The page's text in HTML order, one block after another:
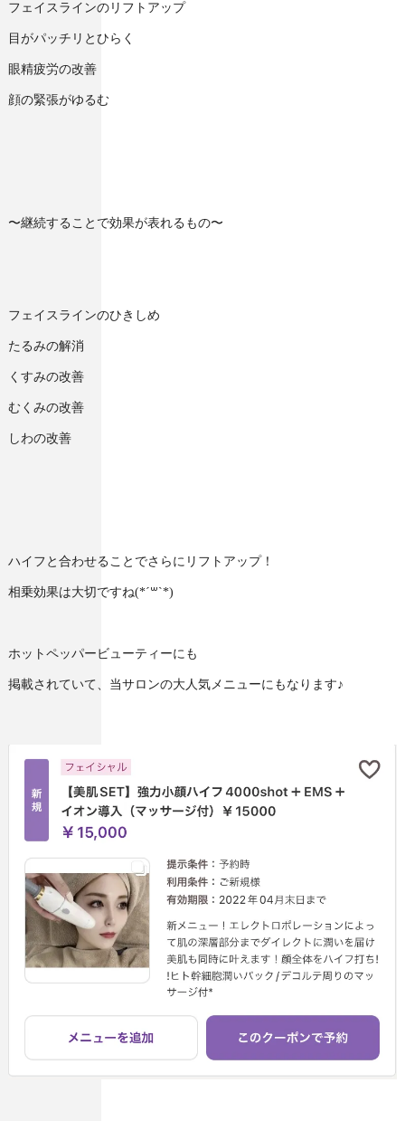
フェイスラインのリフトアップ
目がパッチリとひらく
眼精疲労の改善
顔の緊張がゆるむ
〜継続することで効果が表れるもの〜
フェイスラインのひきしめ
たるみの解消
くすみの改善
むくみの改善
しわの改善
ハイフと合わせることでさらにリフトアップ！
相乗効果は大切ですね(*´꒳`*)
ホットペッパービューティーにも
掲載されていて、当サロンの大人気メニューにもなります♪